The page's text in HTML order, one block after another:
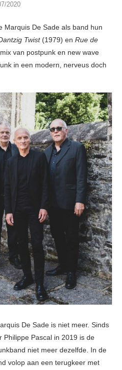
2020
Marquis De Sade als band hun
Twist(1979) en Rue de
van postpunk en new wave
in een modern, nerveus doch
De Sade is niet meer. Sinds
Philippe Pascal in 2019 is de
niet meer dezelfde. In de
volop aan een terugkeer met